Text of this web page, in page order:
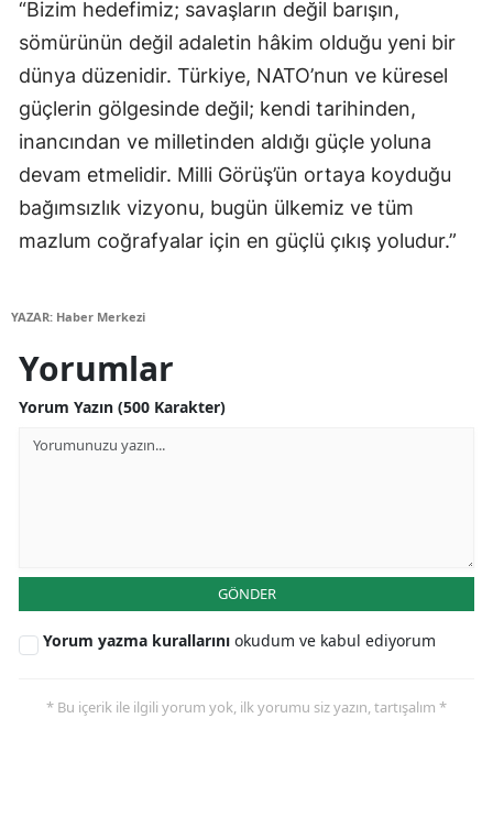
Bayburt
Karaman
Kırıkkale
Batman
Şırnak
Bartın
“Bizim hedefimiz; savaşların değil barışın,
sömürünün değil adaletin hâkim olduğu yeni bir
dünya düzenidir. Türkiye, NATO’nun ve küresel
güçlerin gölgesinde değil; kendi tarihinden,
inancından ve milletinden aldığı güçle yoluna
devam etmelidir. Milli Görüş’ün ortaya koyduğu
bağımsızlık vizyonu, bugün ülkemiz ve tüm
mazlum coğrafyalar için en güçlü çıkış yoludur.”
YAZAR: Haber Merkezi
Yorumlar
Yorum Yazın (500 Karakter)
GÖNDER
Yorum yazma kurallarını okudum ve kabul ediyorum
* Bu içerik ile ilgili yorum yok, ilk yorumu siz yazın, tartışalım *